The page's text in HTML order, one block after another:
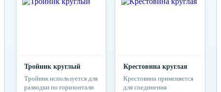
поворота R в
системы.
Тройник круглый
Тройник используется для
разводки по горизонтали
Крестовина круглая
Крестовина применяется
для соединения